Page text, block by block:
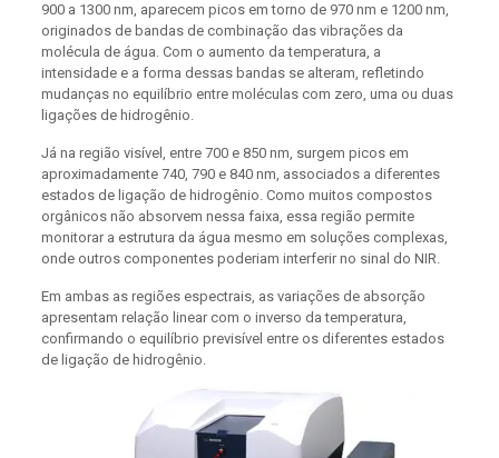
900 a 1300 nm, aparecem picos em torno de 970 nm e 1200 nm,
originados de bandas de combinação das vibrações da
molécula de água. Com o aumento da temperatura, a
intensidade e a forma dessas bandas se alteram, refletindo
mudanças no equilíbrio entre moléculas com zero, uma ou duas
ligações de hidrogênio.
Já na região visível, entre 700 e 850 nm, surgem picos em
aproximadamente 740, 790 e 840 nm, associados a diferentes
estados de ligação de hidrogênio. Como muitos compostos
orgânicos não absorvem nessa faixa, essa região permite
monitorar a estrutura da água mesmo em soluções complexas,
onde outros componentes poderiam interferir no sinal do NIR.
Em ambas as regiões espectrais, as variações de absorção
apresentam relação linear com o inverso da temperatura,
confirmando o equilíbrio previsível entre os diferentes estados
de ligação de hidrogênio.